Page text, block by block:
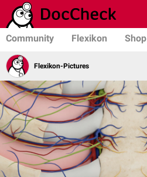
Community Flexikon Shop
Flexikon-Pictures